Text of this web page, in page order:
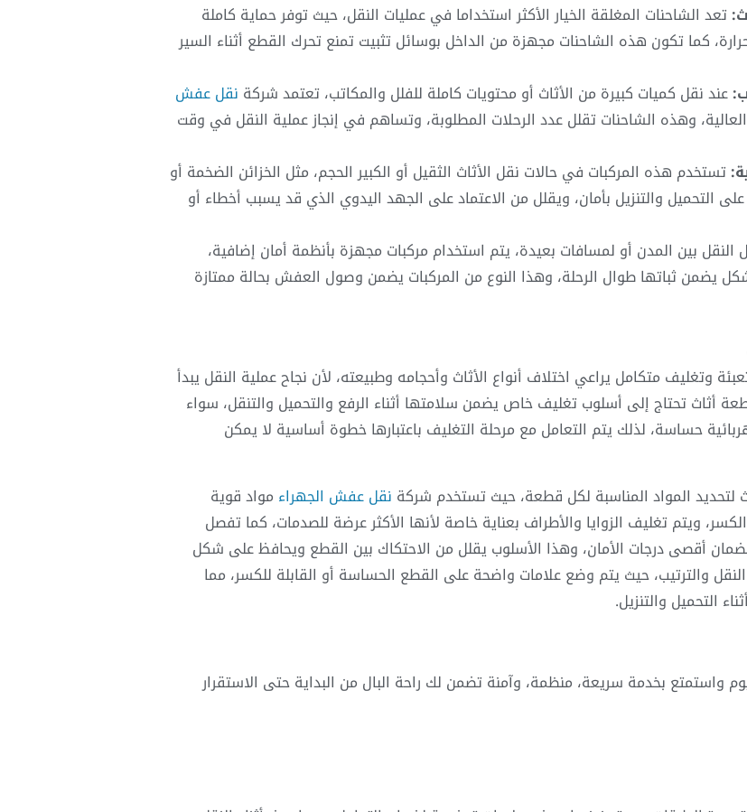
تعد الشاحنات المغلقة الخيار الأكثر استخداما في عمليات النقل، حيث توفر حماية كاملة
كما تكون هذه الشاحنات مجهزة من الداخل بوسائل تثبيت تمنع تحرك القطع أثناء السير
عند نقل كميات كبيرة من الأثاث أو محتويات كاملة للفلل والمكاتب، تعتمد شركة نقل عفش
وهذه الشاحنات تقلل عدد الرحلات المطلوبة، وتساهم في إنجاز عملية النقل في وقت
تستخدم هذه المركبات في حالات نقل الأثاث الثقيل أو الكبير الحجم، مثل الخزائن الضخمة أو
التحميل والتنزيل بأمان، ويقلل من الاعتماد على الجهد اليدوي الذي قد يسبب أخطاء أو
بين المدن أو لمسافات بعيدة، يتم استخدام مركبات مجهزة بأنظمة أمان إضافية،
يضمن ثباتها طوال الرحلة، وهذا النوع من المركبات يضمن وصول العفش بحالة ممتازة
وتغليف متكامل يراعي اختلاف أنواع الأثاث وأحجامه وطبيعته، لأن نجاح عملية النقل يبدأ
تحتاج إلى أسلوب تغليف خاص يضمن سلامتها أثناء الرفع والتحميل والتنقل، سواء
حساسة، لذلك يتم التعامل مع مرحلة التغليف باعتبارها خطوة أساسية لا يمكن
المواد المناسبة لكل قطعة، حيث تستخدم شركة نقل عفش الجهراء مواد قوية
ويتم تغليف الزوايا والأطراف بعناية خاصة لأنها الأكثر عرضة للصدمات، كما تفصل
أقصى درجات الأمان، وهذا الأسلوب يقلل من الاحتكاك بين القطع ويحافظ على شكل
والترتيب، حيث يتم وضع علامات واضحة على القطع الحساسة أو القابلة للكسر، مما
التحميل والتنزيل.
واستمتع بخدمة سريعة، منظمة، وآمنة تضمن لك راحة البال من البداية حتى الاستقرار